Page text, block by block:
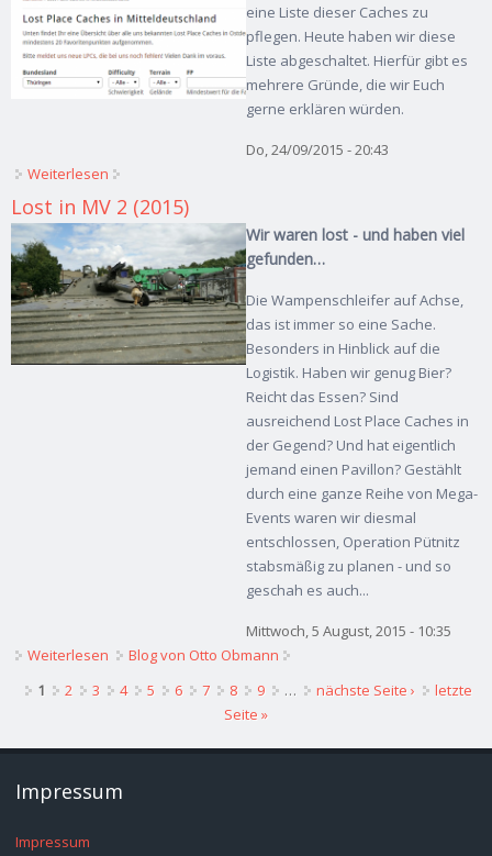
eine Liste dieser Caches zu
pflegen. Heute haben wir diese
Liste abgeschaltet. Hierfür gibt es
mehrere Gründe, die wir Euch
gerne erklären würden.
Do, 24/09/2015 - 20:43
Weiterlesen über Warum wir die Lost-Place-Liste abschaffen
Lost in MV 2 (2015)
Wir waren lost - und haben viel
gefunden…
Die Wampenschleifer auf Achse,
das ist immer so eine Sache.
Besonders in Hinblick auf die
Logistik. Haben wir genug Bier?
Reicht das Essen? Sind
ausreichend Lost Place Caches in
der Gegend? Und hat eigentlich
jemand einen Pavillon? Gestählt
durch eine ganze Reihe von Mega-
Events waren wir diesmal
entschlossen, Operation Pütnitz
stabsmäßig zu planen - und so
geschah es auch...
Mittwoch, 5 August, 2015 - 10:35
Weiterlesen über Lost in MV 2 (2015)
Blog von Otto Obmann
Seiten
1 2 3 4 5 6 7 8 9 … nächste Seite ›
letzte
Seite »
Impressum
Impressum